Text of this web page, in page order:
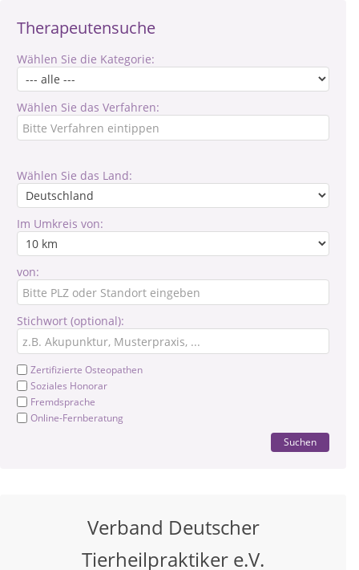
Therapeutensuche
Wählen Sie die Kategorie:
Wählen Sie das Verfahren:
Wählen Sie das Land:
Im Umkreis von:
von:
Stichwort (optional):
Zertifizierte Osteopathen
Soziales Honorar
Fremdsprache
Online-Fernberatung
Suchen
Verband Deutscher
Tierheilpraktiker e.V.